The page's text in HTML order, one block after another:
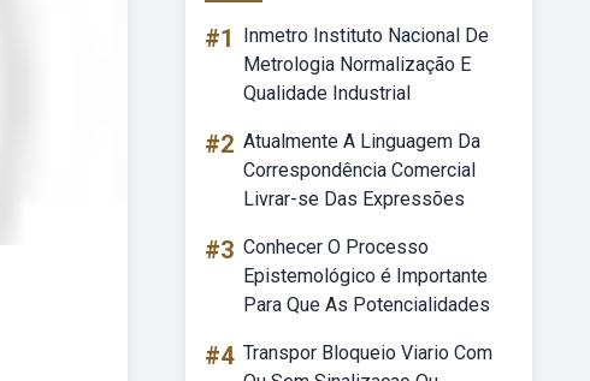
#1
Inmetro Instituto Nacional De
Metrologia Normalização E
Qualidade Industrial
#2 Atualmente A Linguagem Da
Correspondência Comercial
Livrar-se Das Expressões
#3 Conhecer O Processo
Epistemológico é Importante
Para Que As Potencialidades
#4 Transpor Bloqueio Viario Com